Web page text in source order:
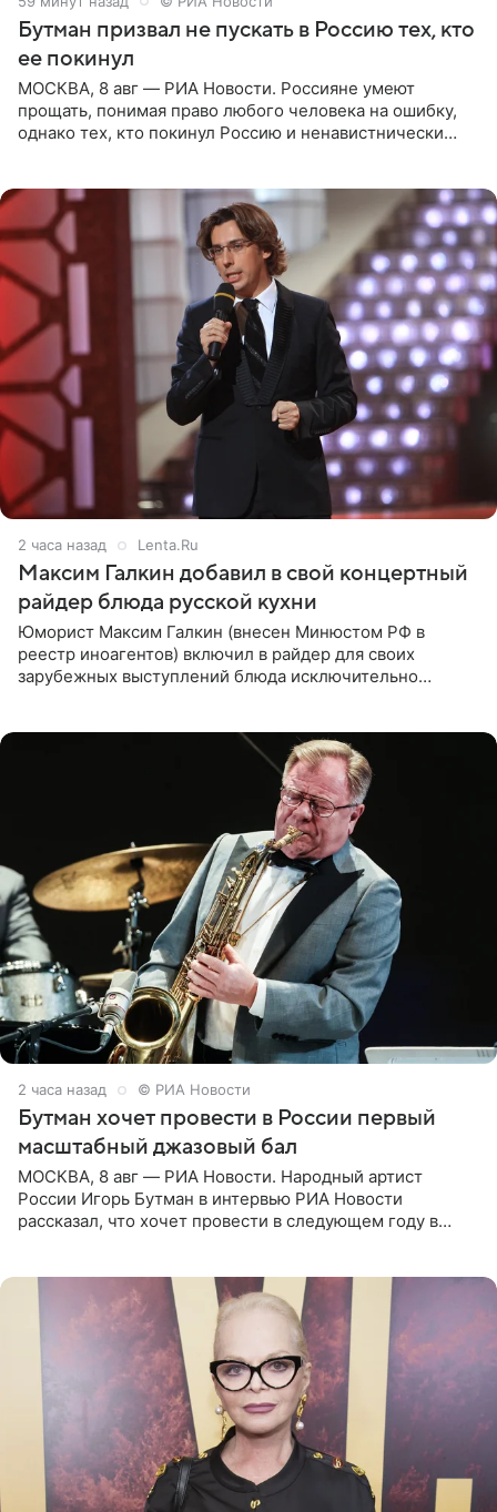
Бутман призвал не пускать в Россию тех, кто
ее покинул
МОСКВА, 8 авг — РИА Новости. Россияне умеют
прощать, понимая право любого человека на ошибку,
однако тех, кто покинул Россию и ненавистнически
2 часа назад Lenta.Ru
Максим Галкин добавил в свой концертный
райдер блюда русской кухни
Юморист Максим Галкин (внесен Минюстом РФ в
реестр иноагентов) включил в райдер для своих
зарубежных выступлений блюда исключительно
3 часа назад © РИА Новости
Бутман хочет провести в России первый
масштабный джазовый бал
МОСКВА, 8 авг — РИА Новости. Народный артист
России Игорь Бутман в интервью РИА Новости
рассказал, что хочет провести в следующем году в